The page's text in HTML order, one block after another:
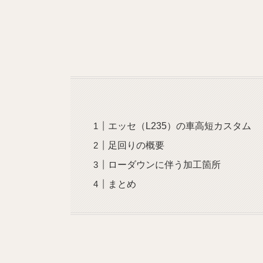
エッセ（L235）の車高短カスタム
足回りの概要
ローダウンに伴う加工箇所
まとめ